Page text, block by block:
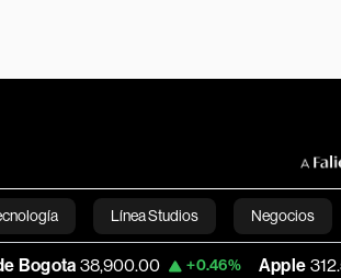
Línea Studios Negocios
English+0.46% Apple 312.53 +0.51%